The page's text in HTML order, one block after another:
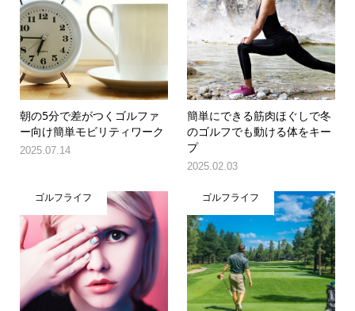
朝の5分で差がつくゴルファ
ー向け簡単モビリティワーク
2025.07.14
簡単にできる筋肉ほぐしで冬
のゴルフでも動ける体をキー
プ
2025.02.03
ゴルフライフ ゴルフライフ